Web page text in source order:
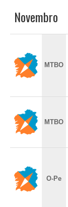
Novembro
MTBO
MTBO
O-Pe